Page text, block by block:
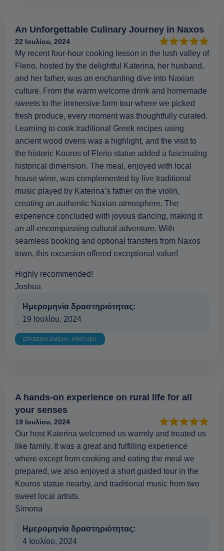
An Unforgettable Culinary Journey in Naxos
22 Ιουλίου, 2024
My recent four-hour cooking lesson in the lush valley of
Flerio, hosted by the delightful Katerina, her husband,
and her father, was an enchanting dive into Naxian
culture. From the warm welcome drink and homemade
sweets to the immersive farm tour where we picked
fresh produce, every moment was thoughtfully curated.
Learning to cook traditional Greek recipes using
ancient wood ovens was a highlight, and the visit to
the historic Kouros of Flerio statue added a fascinating
historical dimension. The meal, enjoyed with local
house wine, was complemented by live traditional
music played by Katerina’s father on the violin,
creating an authentic Naxian atmosphere. The
experience concluded with joyous dancing, making it
an all-encompassing cultural adventure. With
seamless booking and optional transfers from Naxos
town, this excursion offered exceptional value!
Highly recommended!
Joshua
Ημερομηνία δραστηριότητας:
19 Ιουλίου, 2024
ΕΠΙΒΕΒΑΙΩΜΕΝΗ ΚΡΑΤΗΣΗ
A hands-on experience on rural life for all
your senses
19 Ιουλίου, 2024
Our host Katerina welcomed us warmly and treated us
like family. It was a great and fulfilling experience
where except from cooking and eating the meal we
prepared, we also enjoyed a short guided tour in the
Kouros statue nearby, and traditional music from two
sweet local artists.
Simona
Ημερομηνία δραστηριότητας:
4 Ιουλίου, 2024